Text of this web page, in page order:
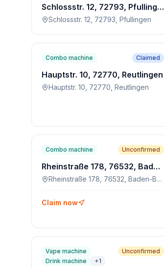
Schlossstr. 12, 72793, Pfullingen
Schlossstr. 12, 72793, Pfullingen
Combo machine Claimed
Hauptstr. 10, 72770, Reutlingen
Hauptstr. 10, 72770, Reutlingen
Combo machine Unconfirmed
Rheinstraße 178, 76532, Baden-Baden
Rheinstraße 178, 76532, Baden-Baden
Claim now
Vape machine
Drink machine
+1
Unconfirmed